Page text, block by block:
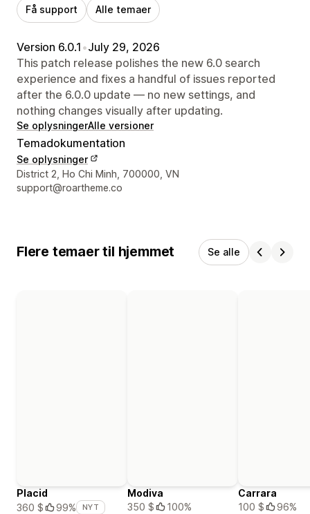
Få support Alle temaer
Version 6.0.1 •July 29, 2026
This patch release polishes the new 6.0 search
experience and fixes a handful of issues reported
after the 6.0.0 update — no new settings, and
nothing changes visually after updating.
Se oplysningerAlle versioner
Temadokumentation
Se oplysninger
Se kontaktoplysninger
District 2, Ho Chi Minh, 700000, VN
support@roartheme.co
Flere temaer til hjemmet Se alle
Placid
360 $
99% NYT
Modiva
350 $
100%
Carrara
100 $
96%